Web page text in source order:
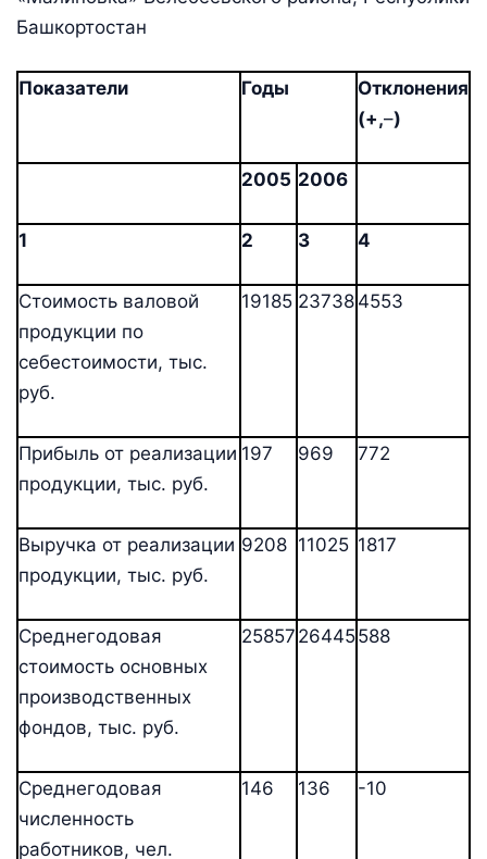
Башкортостан
Показатели Годы
Отклонения
(+,–)
2005 2006
1 2 3 4
Стоимость валовой
продукции по
себестоимости, тыс.
руб.
19185 23738 4553
Прибыль от реализации
продукции, тыс. руб.
197 969 772
Выручка от реализации
продукции, тыс. руб.
9208 11025 1817
Среднегодовая
стоимость основных
производственных
фондов, тыс. руб.
25857 26445588
Среднегодовая
численность
работников, чел.
146 136 -10